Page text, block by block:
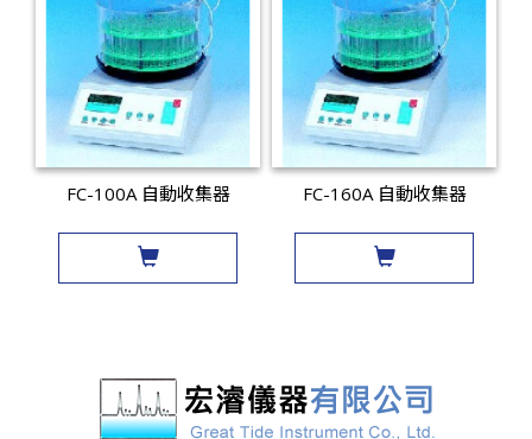
FC-100A 自動收集器 FC-160A 自動收集器